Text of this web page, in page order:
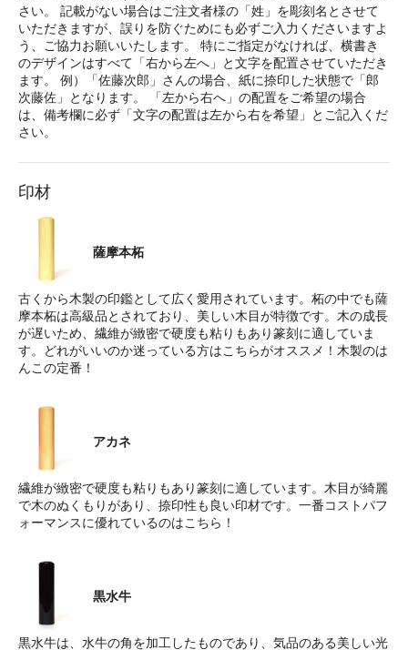
さい。 記載がない場合はご注文者様の「姓」を彫刻名とさせて
いただきますが、誤りを防ぐためにも必ずご入力くださいますよ
う、ご協力お願いいたします。 特にご指定がなければ、横書き
のデザインはすべて「右から左へ」と文字を配置させていただき
ます。 例）「佐藤次郎」さんの場合、紙に捺印した状態で「郎
次藤佐」となります。 「左から右へ」の配置をご希望の場合
は、備考欄に必ず「文字の配置は左から右を希望」とご記入くだ
さい。
印材
薩摩本柘
古くから木製の印鑑として広く愛用されています。柘の中でも薩
摩本柘は高級品とされており、美しい木目が特徴です。木の成長
が遅いため、繊維が緻密で硬度も粘りもあり篆刻に適していま
す。どれがいいのか迷っている方はこちらがオススメ！木製のは
んこの定番！
アカネ
繊維が緻密で硬度も粘りもあり篆刻に適しています。木目が綺麗
で木のぬくもりがあり、捺印性も良い印材です。一番コストパフ
ォーマンスに優れているのはこちら！
黒水牛
黒水牛は、水牛の角を加工したものであり、気品のある美しい光